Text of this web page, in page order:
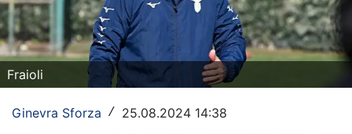
Europa League
Altri Sport
Formula 1
Tennis
Fraioli
Ginevra Sforza / 25.08.2024 14:38